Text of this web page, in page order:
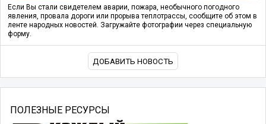
Если Вы стали свидетелем аварии, пожара, необычного погодного
явления, провала дороги или прорыва теплотрассы, сообщите об этом в
ленте народных новостей. Загружайте фотографии через специальную
форму.
ДОБАВИТЬ НОВОСТЬ
ПОЛЕЗНЫЕ РЕСУРСЫ